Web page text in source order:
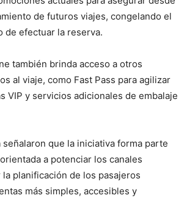
de futuros viajes, congelando el
de efectuar la reserva.
también brinda acceso a otros
al viaje, como Fast Pass para agilizar
VIP y servicios adicionales de embalaje
señalaron que la iniciativa forma parte
a potenciar los canales
planificación de los pasajeros
más simples, accesibles y